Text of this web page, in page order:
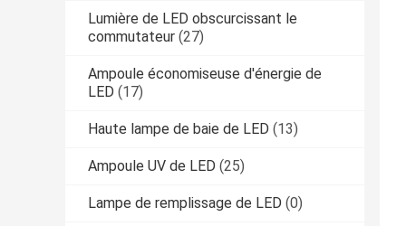
Lumière de LED obscurcissant le
commutateur (27)
Ampoule économiseuse d'énergie de
LED (17)
Haute lampe de baie de LED (13)
Ampoule UV de LED (25)
Lampe de remplissage de LED (0)